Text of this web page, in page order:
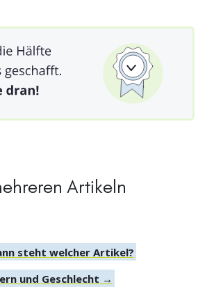
Artikeln
steht welcher Artikel?
und Geschlecht →